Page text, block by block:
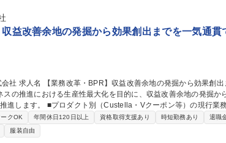
収益改善余地の発掘から効果創出までを一気通貫
一気通貫で担
等）の現行業務の整理・可視化 ■
差分分析、改善施策の検討 ■理想像実現に向けたロードマップ作
を活用した業務プロセス最適化・要件定義 ■社内外関係者との調
ジェクトの進捗管理 募集職種 【業務改革・BPR】収益改善余地の発掘から効果創出
クOK 年間休日120日以上 資格取得支援あり 時短勤務あり 退職
服装自由